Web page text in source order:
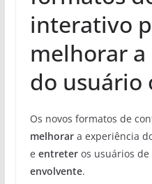
interativo
melhorar
do usuário
Os novos formatos de
melhorara experiência
e entreteros usuários de
envolvente.